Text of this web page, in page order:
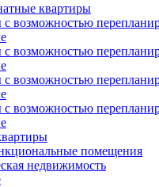
квартиры
возможностью
возможностью
возможностью
возможностью
помещения
недвижимость